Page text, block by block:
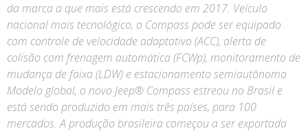
da marca a que mais está crescendo em 2017. Veículo
nacional mais tecnológico, o Compass pode ser equipado
com controle de velocidade adaptativo (ACC), alerta de
colisão com frenagem automática (FCWp), monitoramento de
mudança de faixa (LDW) e estacionamento semiautônomo
Modelo global, o novo Jeep® Compass estreou no Brasil e
está sendo produzido em mais três países, para 100
mercados. A produção brasileira começou a ser exportada